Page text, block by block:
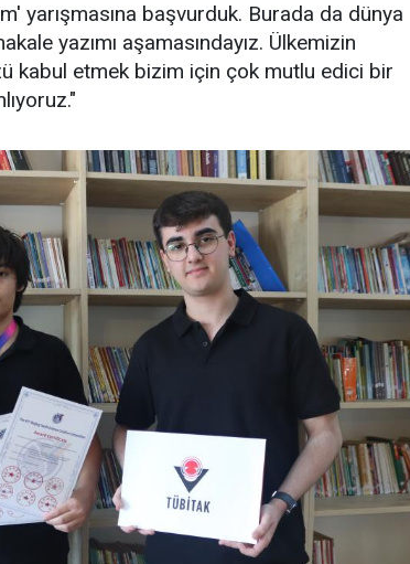
yarışmasına başvurduk. Burada da dünya
yazımı aşamasındayız. Ülkemizin
kabul etmek bizim için çok mutlu edici bir